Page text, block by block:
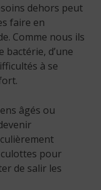
dehors peut
faire en
Comme nous ils
bactérie, d’une
à se
âgés ou
culottes pour
de salir les